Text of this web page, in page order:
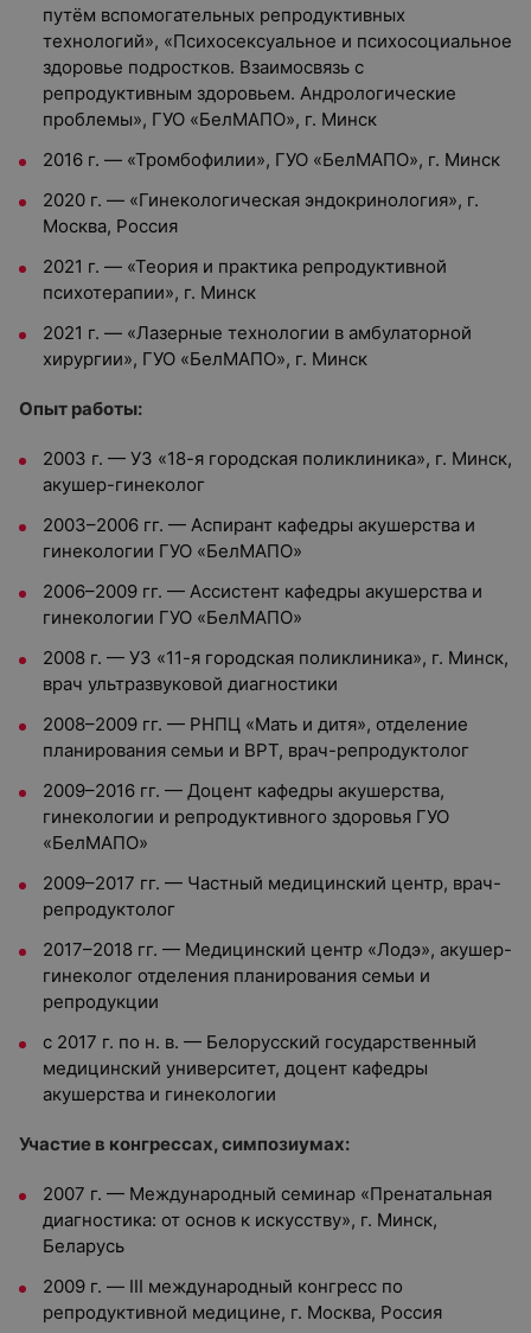
путём вспомогательных репродуктивных
технологий», «Психосексуальное и психосоциальное
здоровье подростков. Взаимосвязь с
репродуктивным здоровьем. Андрологические
проблемы», ГУО «БелМАПО», г. Минск
2016 г. — «Тромбофилии», ГУО «БелМАПО», г. Минск
2020 г. — «Гинекологическая эндокринология», г.
Москва, Россия
2021 г. — «Теория и практика репродуктивной
психотерапии», г. Минск
2021 г. — «Лазерные технологии в амбулаторной
хирургии», ГУО «БелМАПО», г. Минск
Опыт работы:
2003 г. — УЗ «18-я городская поликлиника», г. Минск,
акушер-гинеколог
2003–2006 гг. — Аспирант кафедры акушерства и
гинекологии ГУО «БелМАПО»
2006–2009 гг. — Ассистент кафедры акушерства и
гинекологии ГУО «БелМАПО»
2008 г. — УЗ «11-я городская поликлиника», г. Минск,
врач ультразвуковой диагностики
2008–2009 гг. — РНПЦ «Мать и дитя», отделение
планирования семьи и ВРТ, врач-репродуктолог
2009–2016 гг. — Доцент кафедры акушерства,
гинекологии и репродуктивного здоровья ГУО
«БелМАПО»
2009–2017 гг. — Частный медицинский центр, врач-
репродуктолог
2017–2018 гг. — Медицинский центр «Лодэ», акушер-
гинеколог отделения планирования семьи и
репродукции
с 2017 г. по н. в. — Белорусский государственный
медицинский университет, доцент кафедры
акушерства и гинекологии
Участие в конгрессах, симпозиумах:
2007 г. — Международный семинар «Пренатальная
диагностика: от основ к искусству», г. Минск,
Беларусь
2009 г. — III международный конгресс по
репродуктивной медицине, г. Москва, Россия